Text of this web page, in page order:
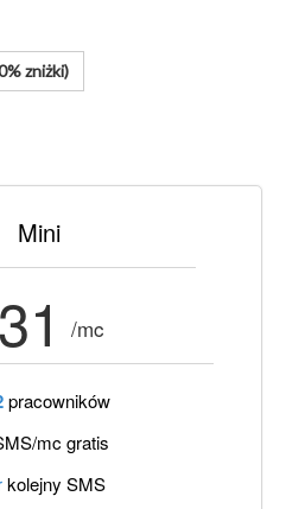
zniżki)
Mini
31 /mc
pracowników
mc gratis
kolejny SMS